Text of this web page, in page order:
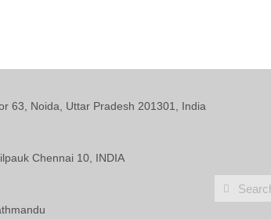
63, Noida, Uttar Pradesh 201301, India
Chennai 10, INDIA